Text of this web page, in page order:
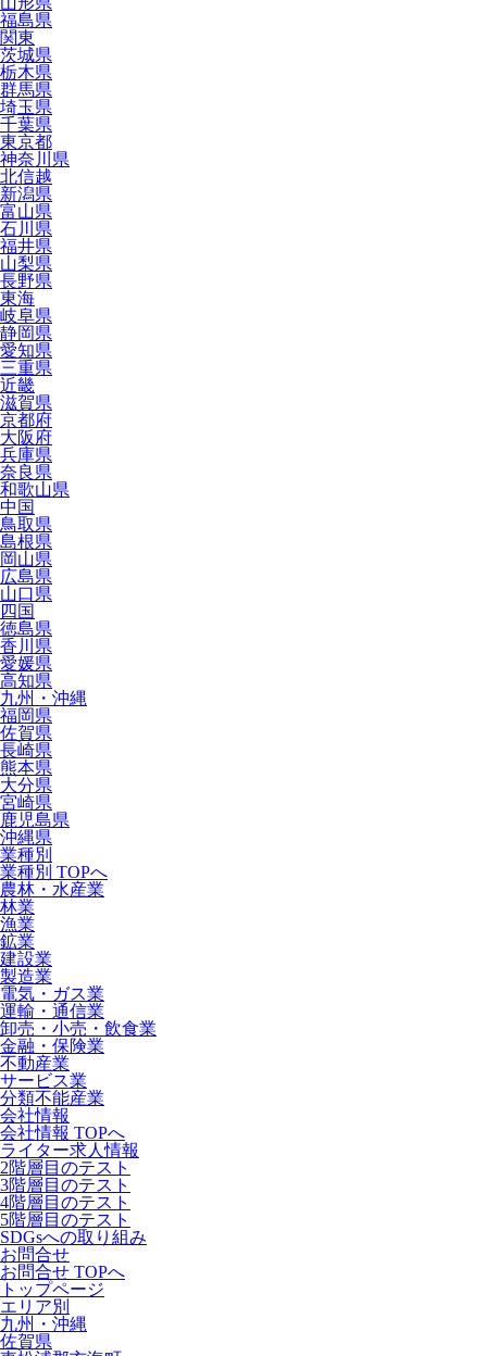
福島県
関東
茨城県
栃木県
群馬県
埼玉県
千葉県
東京都
神奈川県
北信越
新潟県
富山県
石川県
福井県
山梨県
長野県
東海
岐阜県
静岡県
愛知県
三重県
近畿
滋賀県
京都府
大阪府
兵庫県
奈良県
和歌山県
中国
鳥取県
島根県
岡山県
広島県
山口県
四国
徳島県
香川県
愛媛県
高知県
九州・沖縄
福岡県
佐賀県
長崎県
熊本県
大分県
宮崎県
鹿児島県
沖縄県
業種別
業種別 TOPへ
農林・水産業
林業
漁業
鉱業
建設業
製造業
電気・ガス業
運輸・通信業
卸売・小売・飲食業
金融・保険業
不動産業
サービス業
分類不能産業
会社情報
会社情報 TOPへ
ライター求人情報
2階層目のテスト
3階層目のテスト
4階層目のテスト
5階層目のテスト
SDGsへの取り組み
お問合せ
お問合せ TOPへ
トップページ
エリア別
九州・沖縄
佐賀県